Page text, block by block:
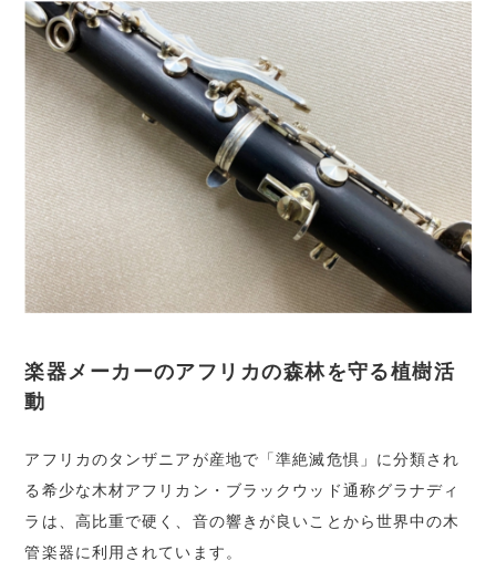
楽器メーカーのアフリカの森林を守る植樹活
動
アフリカのタンザニアが産地で「準絶滅危惧」に分類され
る希少な木材アフリカン・ブラックウッド通称グラナディ
ラは、高比重で硬く、音の響きが良いことから世界中の木
管楽器に利用されています。